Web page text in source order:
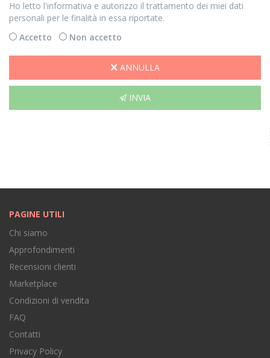
Ho letto l'informativa e autorizzo il trattamento dei miei dati
personali per le finalità in essa riportate.
Accetto
Non accetto
ANNULLA
INVIA
PAGINE UTILI
Chi siamo
Approfondimenti
Recensioni clienti
Marketplace
Condizioni di vendita
FAQ
Contatti
Privacy Policy